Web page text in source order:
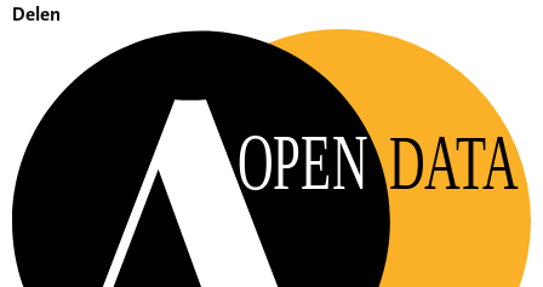
Delen
OPEN DATA